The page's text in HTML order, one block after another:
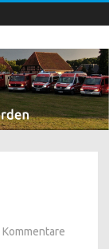
Kommentare